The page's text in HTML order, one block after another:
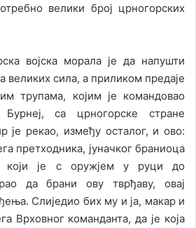
велики број црногорских
војска морала је да напушти
великих сила, а приликом предаје
трупама, којим је командовао
са црногорске стране
је рекао, између осталог, и ово:
претходника, јуначког браниоца
који је с оружјем у руци до
да брани ову тврђаву, овај
Слиједио бих му и ја, макар и
Врховног команданта, да је која